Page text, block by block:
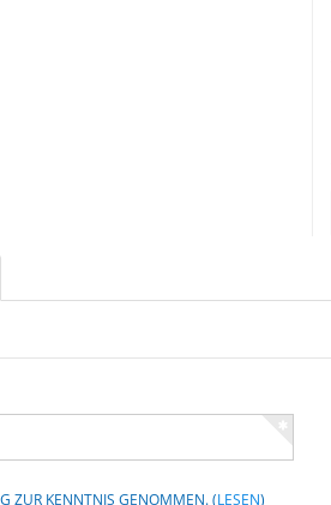
ZUR KENNTNIS GENOMMEN.(LESEN)